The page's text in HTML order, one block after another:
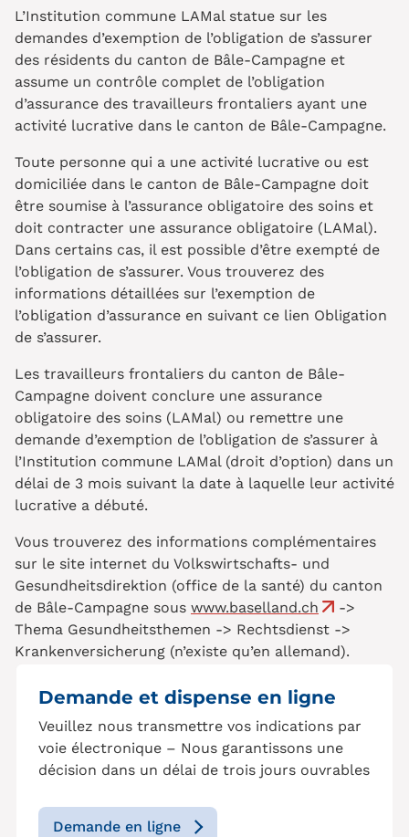
L’Institution commune LAMal statue sur les
demandes d’exemption de l’obligation de s’assurer
des résidents du canton de Bâle-Campagne et
assume un contrôle complet de l’obligation
d’assurance des travailleurs frontaliers ayant une
activité lucrative dans le canton de Bâle-Campagne.
Toute personne qui a une activité lucrative ou est
domiciliée dans le canton de Bâle-Campagne doit
être soumise à l’assurance obligatoire des soins et
doit contracter une assurance obligatoire (LAMal).
Dans certains cas, il est possible d’être exempté de
l’obligation de s’assurer. Vous trouverez des
informations détaillées sur l’exemption de
l’obligation d’assurance en suivant ce lien Obligation
de s’assurer.
Les travailleurs frontaliers du canton de Bâle-
Campagne doivent conclure une assurance
obligatoire des soins (LAMal) ou remettre une
demande d’exemption de l’obligation de s’assurer à
l’Institution commune LAMal (droit d’option) dans un
délai de 3 mois suivant la date à laquelle leur activité
lucrative a débuté.
Vous trouverez des informations complémentaires
sur le site internet du Volkswirtschafts- und
Gesundheitsdirektion (office de la santé) du canton
de Bâle-Campagne sous www.baselland.ch
->
Thema Gesundheitsthemen -> Rechtsdienst ->
Krankenversicherung (n’existe qu’en allemand).
Demande et dispense en ligne
Veuillez nous transmettre vos indications par
voie électronique – Nous garantissons une
décision dans un délai de trois jours ouvrables
Demande en ligne